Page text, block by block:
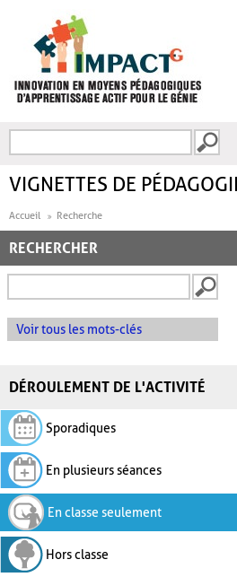
FORMULAIRE DE
VIGNETTES DE
Accueil Recherche
RECHERCHER
Voir tous les mots-clés
DÉROULEMENT DE L'ACTIVITÉ
Sporadiques
En plusieurs séances
En classe seulement
Hors classe